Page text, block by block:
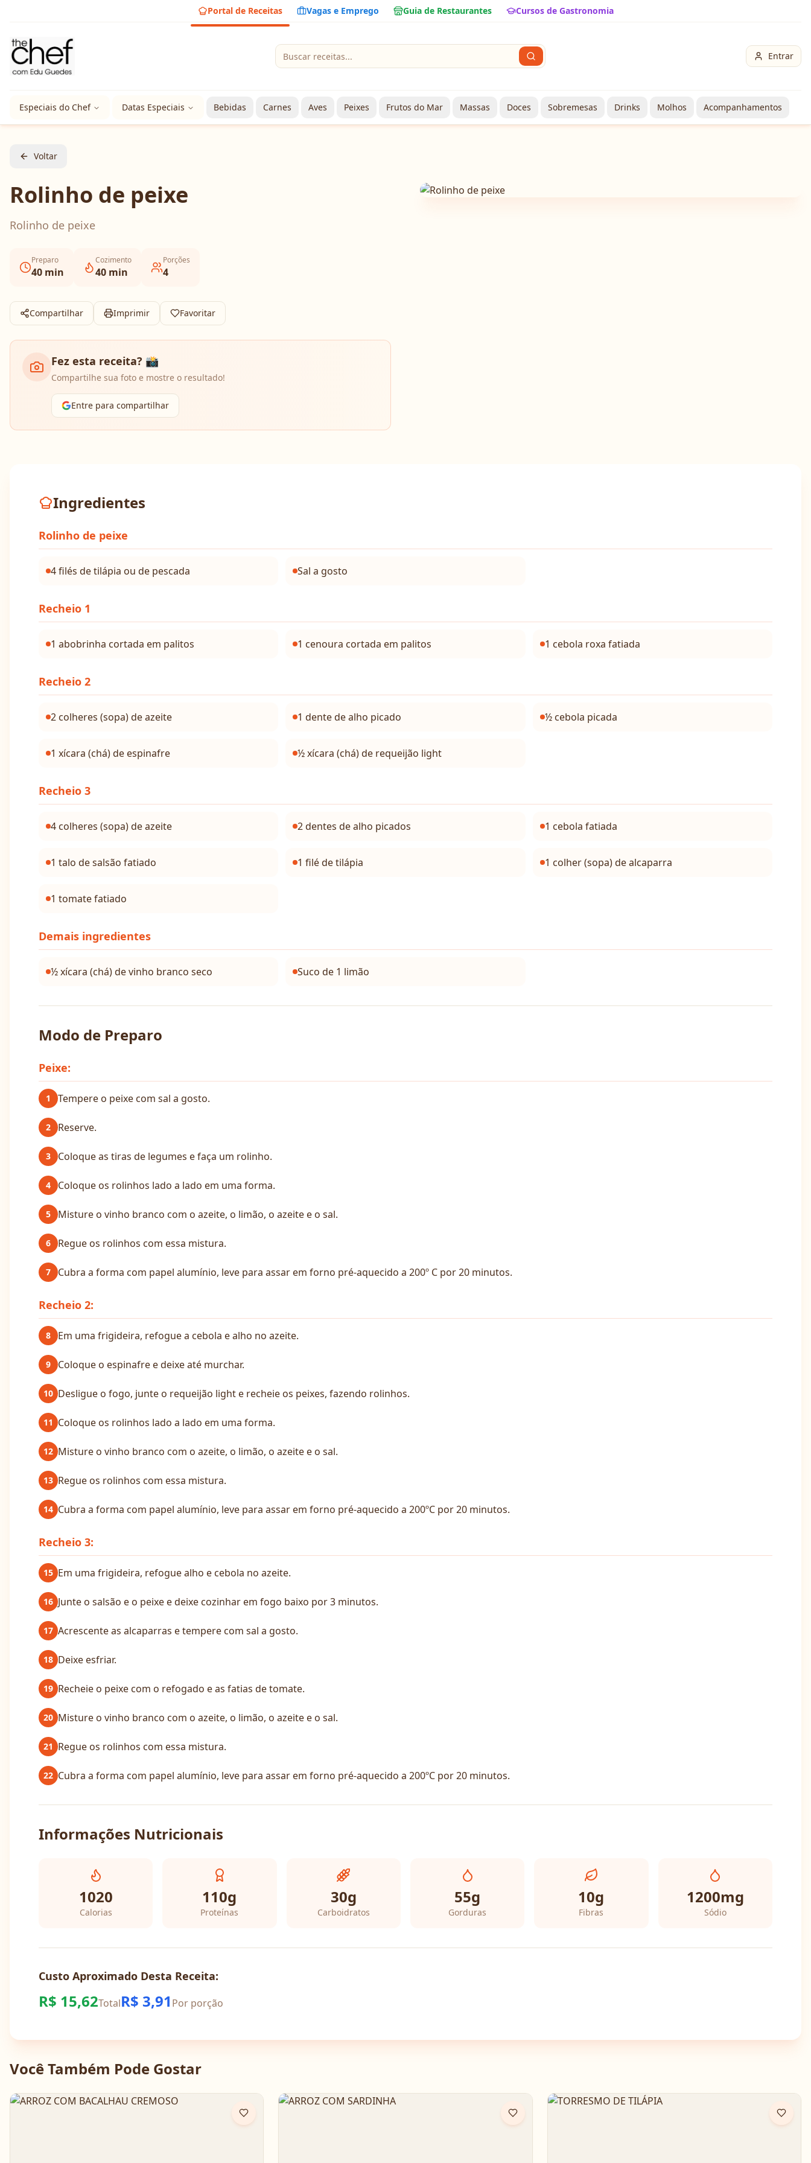
Portal de Receitas Vagas e Emprego Guia de Restaurantes Cursos de Gastronomia
Entrar
Especiais do Chef Datas Especiais Bebidas Carnes Aves Peixes Frutos do Mar Massas Doces Sobremesas Drinks Molhos Acompanhamentos
Voltar
Rolinho de peixe
Rolinho de peixe
Preparo
40 min
Cozimento
40 min
Porções
4
Compartilhar Imprimir Favoritar
Fez esta receita? 📸
Compartilhe sua foto e mostre o resultado!
Entre para compartilhar
Ingredientes
Rolinho de peixe
4 filés de tilápia ou de pescada Sal a gosto
Recheio 1
1 abobrinha cortada em palitos 1 cenoura cortada em palitos 1 cebola roxa fatiada
Recheio 2
2 colheres (sopa) de azeite 1 dente de alho picado ½ cebola picada
1 xícara (chá) de espinafre ½ xícara (chá) de requeijão light
Recheio 3
4 colheres (sopa) de azeite 2 dentes de alho picados 1 cebola fatiada
1 talo de salsão fatiado 1 filé de tilápia 1 colher (sopa) de alcaparra
1 tomate fatiado
Demais ingredientes
½ xícara (chá) de vinho branco seco Suco de 1 limão
Modo de Preparo
Peixe:
1 Tempere o peixe com sal a gosto.
2 Reserve.
3 Coloque as tiras de legumes e faça um rolinho.
4 Coloque os rolinhos lado a lado em uma forma.
5 Misture o vinho branco com o azeite, o limão, o azeite e o sal.
6 Regue os rolinhos com essa mistura.
7 Cubra a forma com papel alumínio, leve para assar em forno pré-aquecido a 200º C por 20 minutos.
Recheio 2:
8 Em uma frigideira, refogue a cebola e alho no azeite.
9 Coloque o espinafre e deixe até murchar.
10 Desligue o fogo, junte o requeijão light e recheie os peixes, fazendo rolinhos.
11 Coloque os rolinhos lado a lado em uma forma.
12 Misture o vinho branco com o azeite, o limão, o azeite e o sal.
13 Regue os rolinhos com essa mistura.
14 Cubra a forma com papel alumínio, leve para assar em forno pré-aquecido a 200ºC por 20 minutos.
Recheio 3:
15 Em uma frigideira, refogue alho e cebola no azeite.
16 Junte o salsão e o peixe e deixe cozinhar em fogo baixo por 3 minutos.
17 Acrescente as alcaparras e tempere com sal a gosto.
18 Deixe esfriar.
19 Recheie o peixe com o refogado e as fatias de tomate.
20 Misture o vinho branco com o azeite, o limão, o azeite e o sal.
21 Regue os rolinhos com essa mistura.
22 Cubra a forma com papel alumínio, leve para assar em forno pré-aquecido a 200ºC por 20 minutos.
Informações Nutricionais
1020
Calorias
110g
Proteínas
30g
Carboidratos
55g
Gorduras
10g
Fibras
1200mg
Sódio
Custo Aproximado Desta Receita:
R$ 15,62TotalR$ 3,91 Por porção
Você Também Pode Gostar